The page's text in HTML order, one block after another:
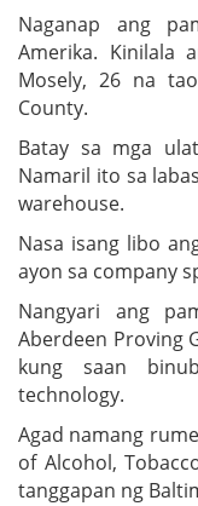
Naganap ang
Amerika. Kinilala
Mosely, 26 na
County.
Batay sa mga
Namaril ito sa
warehouse.
Nasa isang libo
ayon sa company
Nangyari ang
Aberdeen Proving
kung saan
technology.
Agad namang
of Alcohol,
tanggapan ng